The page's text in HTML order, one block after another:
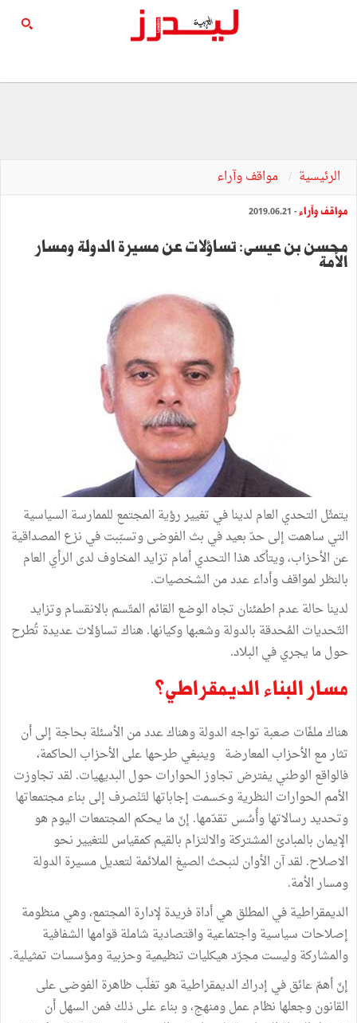
الرئيسية مواقف وآراء
مواقف وآراء- 2019.06.21
محسن بن عيسى: تساؤلات عن مسيرة الدولة ومسار
الأمة
يتمثّل التحدي العام لدينا في تغيير رؤية المجتمع للممارسة السياسية
التي ساهمت إلى حدّ بعيد في بث الفوضى وتسبّبت في نزع المصداقية
عن الأحزاب، ويتأكد هذا التحدي أمام تزايد المخاوف لدى الرأي العام
بالنظر لمواقف وأداء عدد من الشخصيات.
لدينا حالة عدم اطمئنان تجاه الوضع القائم المتّسم بالانقسام وتزايد
التّحديات المُحدقة بالدولة وشعبها وكيانها. هناك تساؤلات عديدة تُطرح
حول ما يجري في البلاد.
مسار البناء الديمقراطي؟
هناك ملفّات صعبة تواجه الدولة وهناك عدد من الأسئلة بحاجة إلى أن
تثار مع الأحزاب المعارضة وينبغي طرحها على الأحزاب الحاكمة،
فالواقع الوطني يفترض تجاوز الحوارات حول البديهيات. لقد تجاوزت
الأمم الحوارات النظرية وحَسمت إجاباتها لتَنْصرف إلى بناء مجتمعاتها
وتحديد رسالاتها وأُسُس تقدّمها. إنّ ما يحكم المجتمعات اليوم هو
الإيمان بالمبادئ المشتركة والالتزام بالقيم كمقياس للتغيير نحو
الاصلاح. لقد آن الأوان لنبحث الصيغ الملائمة لتعديل مسيرة الدولة
ومسار الأمة.
الديمقراطية في المطلق هي أداة فريدة لإدارة المجتمع، وهي منظومة
إصلاحات سياسية واجتماعية واقتصادية شاملة قوامها الشفافية
والمشاركة وليست مجرّد هيكليات تنظيمية وحزبية ومؤسسات تمثيلية.
إنّ أهمّ عائق في إدراك الديمقراطية هو تغلّب ظاهرة الفوضى على
القانون وجعلها نظام عمل ومنهج، و بناء على ذلك فمن السهل أن